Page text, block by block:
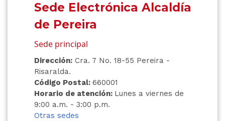
Sede Electrónica Alcaldía
de Pereira
Sede principal
Dirección:Cra. 7 No. 18-55 Pereira -
Risaralda.
Código Postal: 660001
Horario de atención: Lunes a viernes de
9:00 a.m. - 3:00 p.m.
Otras sedes